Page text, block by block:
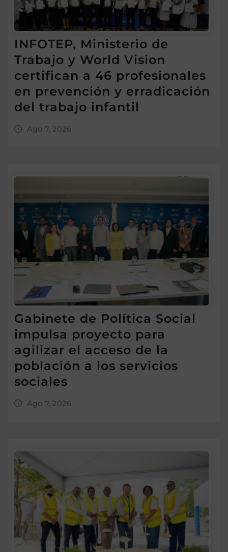
INFOTEP, Ministerio de
Trabajo y World Vision
certifican a 46 profesionales
en prevención y erradicación
del trabajo infantil
Ago 7, 2026
Gabinete de Política Social
impulsa proyecto para
agilizar el acceso de la
población a los servicios
sociales
Ago 7, 2026